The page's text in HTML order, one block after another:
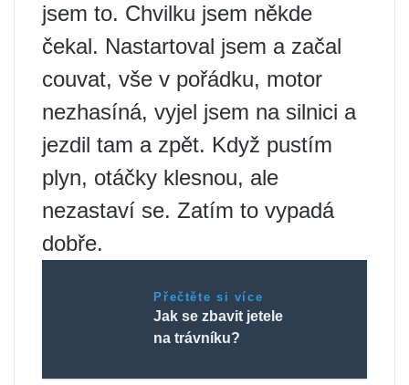
jsem to. Chvilku jsem někde
čekal. Nastartoval jsem a začal
couvat, vše v pořádku, motor
nezhasíná, vyjel jsem na silnici a
jezdil tam a zpět. Když pustím
plyn, otáčky klesnou, ale
nezastaví se. Zatím to vypadá
dobře.
Přečtěte si více
Jak se zbavit jetele
na trávníku?